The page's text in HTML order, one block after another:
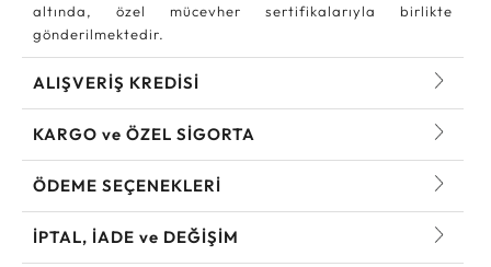
altında, özel mücevher sertifikalarıyla birlikte
gönderilmektedir.
ALIŞVERİŞ KREDİSİ
KARGO ve ÖZEL SİGORTA
ÖDEME SEÇENEKLERİ
İPTAL, İADE ve DEĞİŞİM